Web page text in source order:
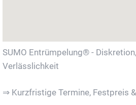
SUMO Entrümpelung® -
Verlässlichkeit
⇒ Kurzfristige Termine, Festpreis